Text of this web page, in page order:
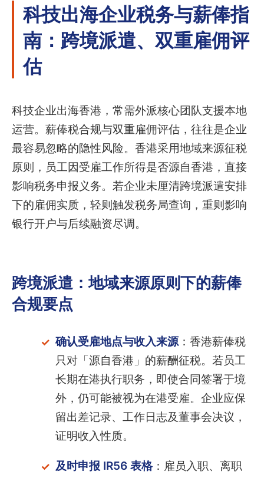
科技出海企业税务与薪俸指
南：跨境派遣、双重雇佣评
估
科技企业出海香港，常需外派核心团队支援本地
运营。薪俸税合规与双重雇佣评估，往往是企业
最容易忽略的隐性风险。香港采用地域来源征税
原则，员工因受雇工作所得是否源自香港，直接
影响税务申报义务。若企业未厘清跨境派遣安排
下的雇佣实质，轻则触发税务局查询，重则影响
银行开户与后续融资尽调。
跨境派遣：地域来源原则下的薪俸
合规要点
确认受雇地点与收入来源：香港薪俸税
只对「源自香港」的薪酬征税。若员工
长期在港执行职务，即使合同签署于境
外，仍可能被视为在港受雇。企业应保
留出差记录、工作日志及董事会决议，
证明收入性质。
及时申报 IR56 表格：雇员入职、离职